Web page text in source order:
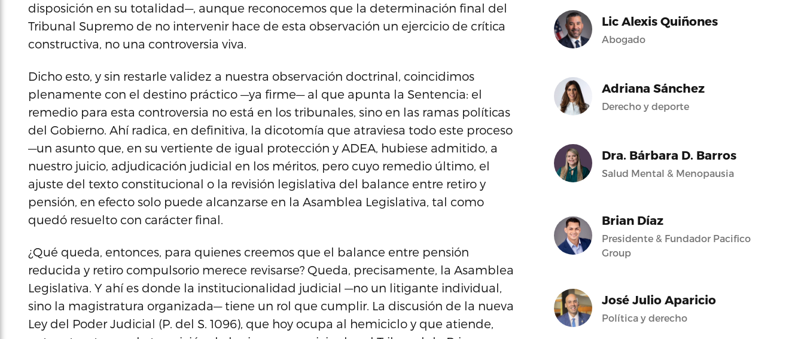
disposición en su totalidad—, aunque reconocemos que la determinación final del
Tribunal Supremo de no intervenir hace de esta observación un ejercicio de crítica
constructiva, no una controversia viva.
Dicho esto, y sin restarle validez a nuestra observación doctrinal, coincidimos
plenamente con el destino práctico —ya firme— al que apunta la Sentencia: el
remedio para esta controversia no está en los tribunales, sino en las ramas políticas
del Gobierno. Ahí radica, en definitiva, la dicotomía que atraviesa todo este proceso
—un asunto que, en su vertiente de igual protección y ADEA, hubiese admitido, a
nuestro juicio, adjudicación judicial en los méritos, pero cuyo remedio último, el
ajuste del texto constitucional o la revisión legislativa del balance entre retiro y
pensión, en efecto solo puede alcanzarse en la Asamblea Legislativa, tal como
quedó resuelto con carácter final.
¿Qué queda, entonces, para quienes creemos que el balance entre pensión
reducida y retiro compulsorio merece revisarse? Queda, precisamente, la Asamblea
Legislativa. Y ahí es donde la institucionalidad judicial —no un litigante individual,
sino la magistratura organizada— tiene un rol que cumplir. La discusión de la nueva
Ley del Poder Judicial (P. del S. 1096), que hoy ocupa al hemiciclo y que atiende,
Lic Alexis Quiñones
Abogado
Adriana Sánchez
Derecho y deporte
Dra. Bárbara D. Barros
Salud Mental & Menopausia
Brian Díaz
Presidente & Fundador Pacifico
Group
José Julio Aparicio
Política y derecho